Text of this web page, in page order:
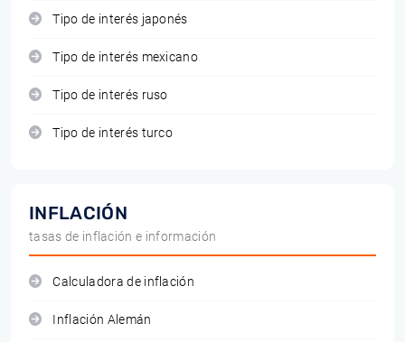
Tipo de interés japonés
Tipo de interés mexicano
Tipo de interés ruso
Tipo de interés turco
INFLACIÓN
tasas de inflación e información
Calculadora de inflación
Inflación Alemán